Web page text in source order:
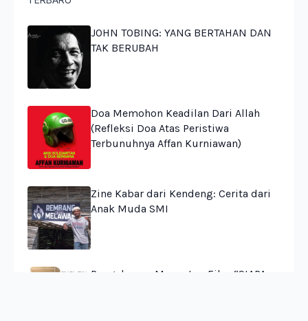
JOHN TOBING: YANG BERTAHAN DAN
TAK BERUBAH
Doa Memohon Keadilan Dari Allah
(Refleksi Doa Atas Peristiwa
Terbunuhnya Affan Kurniawan)
Zine Kabar dari Kendeng: Cerita dari
Anak Muda SMI
Pengalaman Menonton Film “SIAPA